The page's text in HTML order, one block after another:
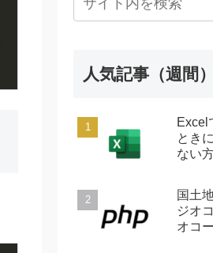
人気記事（週間）
Excel
とき
ない
国土
ジオ
オコ